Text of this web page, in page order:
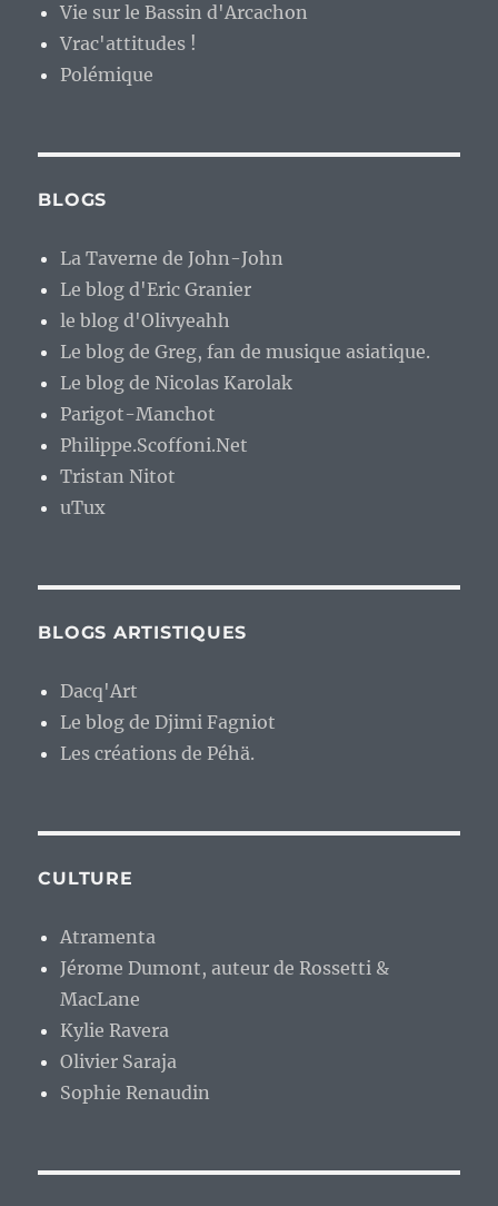
Vie sur le Bassin d'Arcachon
Vrac'attitudes !
Polémique
BLOGS
La Taverne de John-John
Le blog d'Eric Granier
le blog d'Olivyeahh
Le blog de Greg, fan de musique asiatique.
Le blog de Nicolas Karolak
Parigot-Manchot
Philippe.Scoffoni.Net
Tristan Nitot
uTux
BLOGS ARTISTIQUES
Dacq'Art
Le blog de Djimi Fagniot
Les créations de Péhä.
CULTURE
Atramenta
Jérome Dumont, auteur de Rossetti &
MacLane
Kylie Ravera
Olivier Saraja
Sophie Renaudin